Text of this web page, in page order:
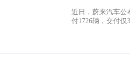
近日，蔚来汽车公
付1726辆，交付仅